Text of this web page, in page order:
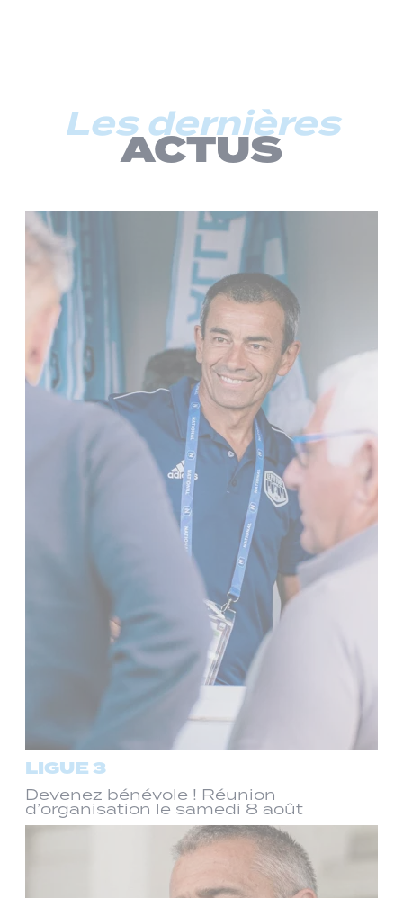
Les dernières
ACTUS
LIGUE 3
Devenez bénévole ! Réunion
d’organisation le samedi 8 août